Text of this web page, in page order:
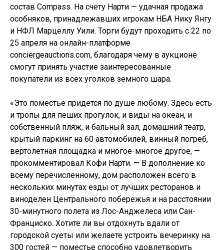
состав Compass. На счету Нарти — удачная продажа
особняков, принадлежавших игрокам НБА Нику Янгу
и НФЛ Марцеллу Уили. Торги будут проходить с 22 по
25 апреля на онлайн-платформе
conciergeauctions.com, благодаря чему в аукционе
смогут принять участие заинтересованные
покупатели из всех уголков земного шара.
«Это поместье придется по душе любому. Здесь есть
и тропы для пеших прогулок, и виды на океан, и
собственный пляж, и бальный зал, домашний театр,
крытый паркинг на 60 автомобилей, винный погреб,
вертолетная площадка и многое-многое другое, —
прокомментировал Кофи Нарти. — В дополнение ко
всему перечисленному, дом расположен всего в
нескольких минутах езды от лучших ресторанов и
виноделен Центрального побережья и на расстоянии
30-минутного полета из Лос-Анджелеса или Сан-
Франциско. Хотите ли вы отдохнуть вдали от
городской суеты или желаете устроить вечеринку на
300 гостей — поместье способно удовлетворить